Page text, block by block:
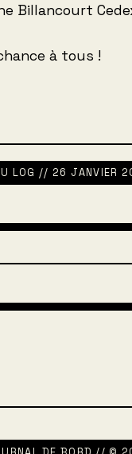
Billancourt
à tous !
LOG // 26 JANVIER